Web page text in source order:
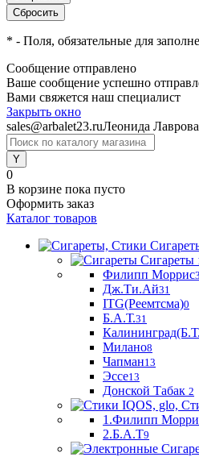
* - Поля, обязательные для
Сообщение отправлено
Ваше сообщение успешно
Вами свяжется наш специалист
Закрыть окно
sales@arbalet23.ruЛеонида
0
В корзине пока пусто
Оформить заказ
Каталог товаров
Сигареты
Филипп Моррис
Дж.Ти.Ай31
ITG(Реемтсма)0
Б.А.Т.31
Милано8
Чапман13
Эссе13
Донской Табак 2
1.Филипп
2.Б.А.Т9